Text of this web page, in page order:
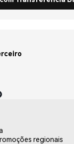
regionais